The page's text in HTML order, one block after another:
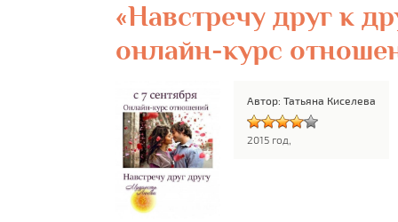
«Навстречу друг к
онлайн-курс
Автор: Татьяна Киселева
2015 год,